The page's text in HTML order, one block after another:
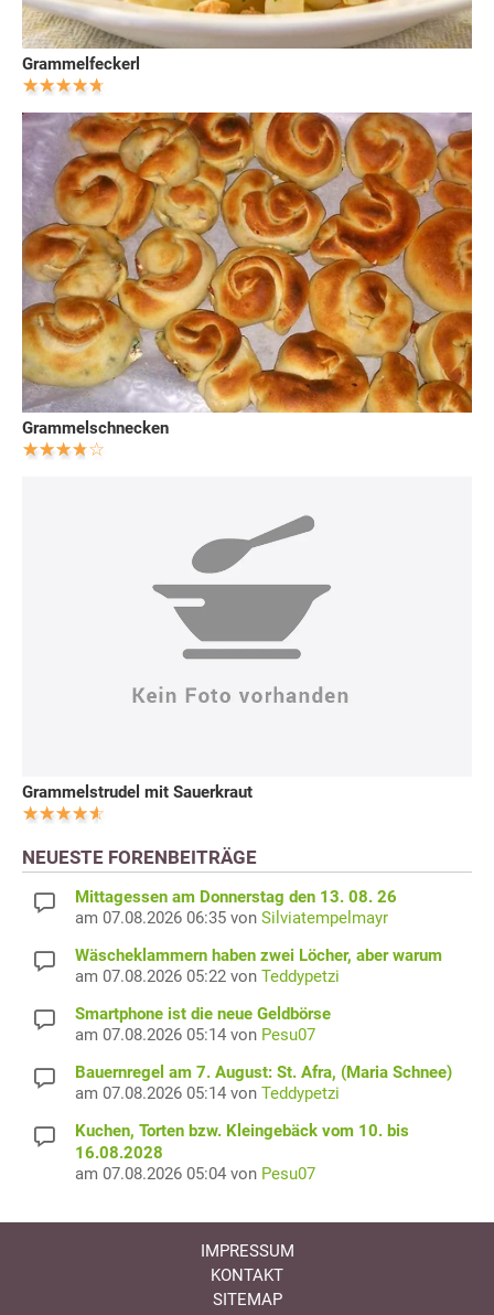
Grammelfeckerl
Grammelschnecken
Grammelstrudel mit Sauerkraut
NEUESTE FORENBEITRÄGE
Mittagessen am Donnerstag den 13. 08. 26
am 07.08.2026 06:35 von Silviatempelmayr
Wäscheklammern haben zwei Löcher, aber warum
am 07.08.2026 05:22 von Teddypetzi
Smartphone ist die neue Geldbörse
am 07.08.2026 05:14 von Pesu07
Bauernregel am 7. August: St. Afra, (Maria Schnee)
am 07.08.2026 05:14 von Teddypetzi
Kuchen, Torten bzw. Kleingebäck vom 10. bis
16.08.2028
am 07.08.2026 05:04 von Pesu07
IMPRESSUM
KONTAKT
SITEMAP